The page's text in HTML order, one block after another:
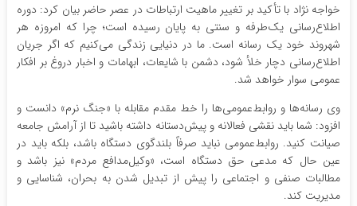
‌خواجه نژاد با تأکید بر تغییر ماهیت ارتباطات در عصر حاضر بیان کرد: دوره
اطلاع‌رسانی یک‌طرفه و سنتی به پایان رسیده است؛ چرا که امروزه هر
شهروند خود یک رسانه است. ما در دنیایی زندگی می‌کنیم که اگر جریان
اطلاع‌رسانی دچار خلأ شود، دشمن با شایعات، ابهامات و اخبار دروغ بر افکار
عمومی سوار خواهد شد.
‌وی رسانه‌ها و روابط‌عمومی‌ها را خط مقدم مقابله با «جنگ نرم» دانست و
افزود: شما باید نقشی فعالانه و پیش‌دستانه داشته باشید تا از آرامش جامعه
صیانت کنید. روابط‌عمومی نباید صرفاً بلندگوی دستگاه باشد، بلکه باید در
عین حال که مدعی حق دستگاه است، «وکیل‌مدافع مردم» نیز باشد و
مطالبات صنفی و اجتماعی را پیش از تبدیل شدن به بحران، شناسایی و
مدیریت کند.